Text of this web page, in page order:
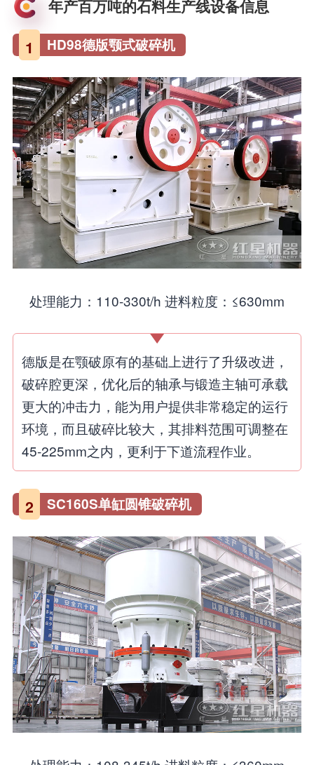
年产百万吨的石料生产线设备信息
1 HD98德版颚式破碎机
处理能力：110-330t/h 进料粒度：≤630mm
德版是在颚破原有的基础上进行了升级改进，
破碎腔更深，优化后的轴承与锻造主轴可承载
更大的冲击力，能为用户提供非常稳定的运行
环境，而且破碎比较大，其排料范围可调整在
45-225mm之内，更利于下道流程作业。
2 SC160S单缸圆锥破碎机